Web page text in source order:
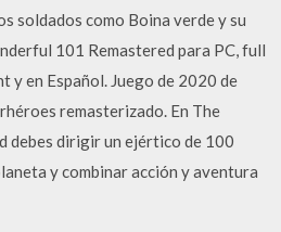
soldados como Boina verde y su
101 Remastered para PC, full
y en Español. Juego de 2020 de
remasterizado. En The
debes dirigir un ejértico de 100
y combinar acción y aventura